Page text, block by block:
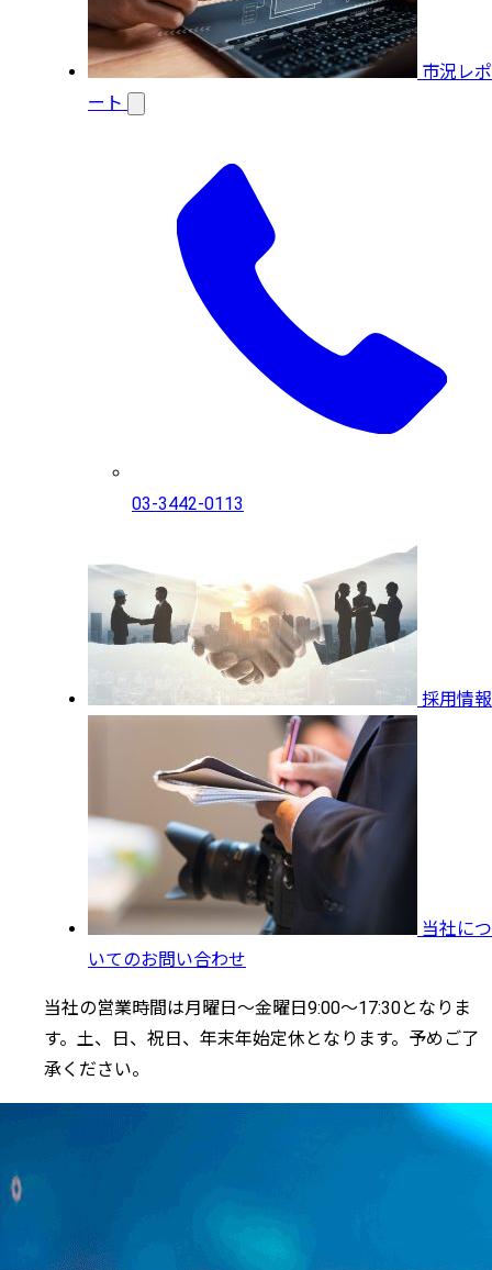
市況レポ
ート
03-3442-0113
採用情報
当社につ
いてのお問い合わせ
当社の営業時間は月曜日～金曜日9:00～17:30となりま
す。土、日、祝日、年末年始定休となります。予めご了
承ください。